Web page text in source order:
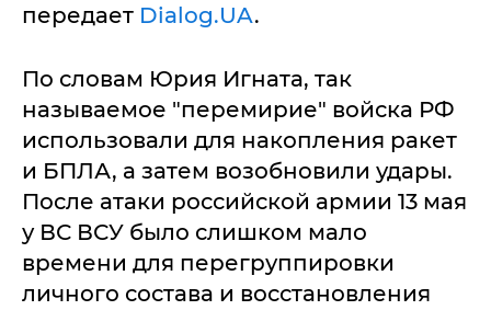
передает Dialog.UA.
По словам Юрия Игната, так
называемое "перемирие" войска РФ
использовали для накопления ракет
и БПЛА, а затем возобновили удары.
После атаки российской армии 13 мая
у ВС ВСУ было слишком мало
времени для перегруппировки
личного состава и восстановления